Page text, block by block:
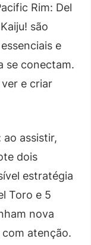
Rim: Del
são
e
se conectam.
e criar
ao assistir,
dois
estratégia
Toro e 5
nova
atenção.